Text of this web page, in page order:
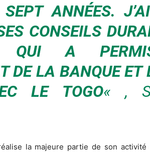
ANNÉES.
CONSEILS
QUI A
DE LA BANQUE ET
LE TOGO« ,
la majeure partie de son